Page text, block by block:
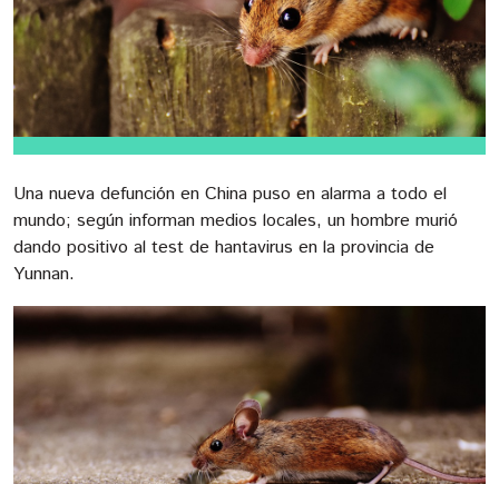
Una nueva defunción en China puso en alarma a todo el
mundo; según informan medios locales, un hombre murió
dando positivo al test de hantavirus en la provincia de
Yunnan.